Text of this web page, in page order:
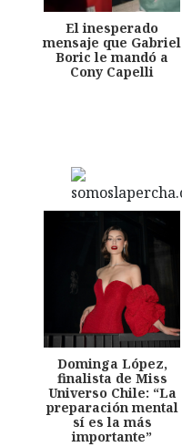
El inesperado
mensaje que Gabriel
Boric le mandó a
Cony Capelli
Dominga López,
finalista de Miss
Universo Chile: “La
preparación mental
sí es la más
importante”